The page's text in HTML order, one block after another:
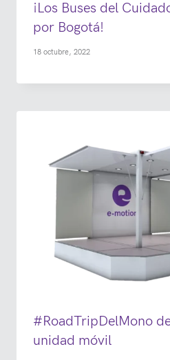
¡Los Buses del
por Bogotá!
18 octubre, 2022
#RoadTripDelMono
unidad móvil